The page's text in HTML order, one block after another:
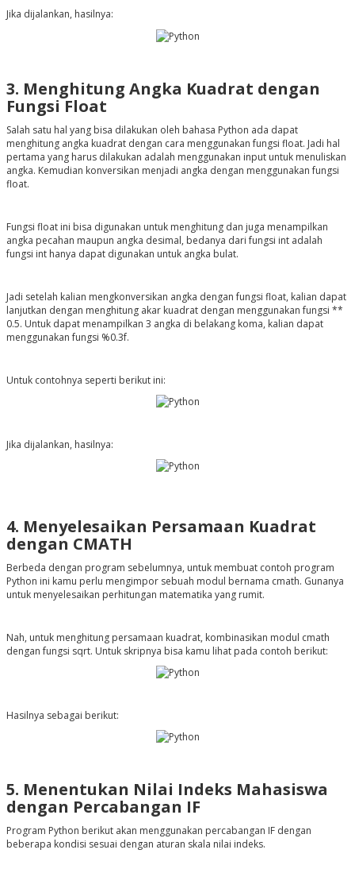
Jika dijalankan, hasilnya:
3. Menghitung Angka Kuadrat dengan
Fungsi Float
Salah satu hal yang bisa dilakukan oleh bahasa Python ada dapat
menghitung angka kuadrat dengan cara menggunakan fungsi float. Jadi hal
pertama yang harus dilakukan adalah menggunakan input untuk menuliskan
angka. Kemudian konversikan menjadi angka dengan menggunakan fungsi
float.
Fungsi float ini bisa digunakan untuk menghitung dan juga menampilkan
angka pecahan maupun angka desimal, bedanya dari fungsi int adalah
fungsi int hanya dapat digunakan untuk angka bulat.
Jadi setelah kalian mengkonversikan angka dengan fungsi float, kalian dapat
lanjutkan dengan menghitung akar kuadrat dengan menggunakan fungsi **
0.5. Untuk dapat menampilkan 3 angka di belakang koma, kalian dapat
menggunakan fungsi %0.3f.
Untuk contohnya seperti berikut ini:
Jika dijalankan, hasilnya:
4. Menyelesaikan Persamaan Kuadrat
dengan CMATH
Berbeda dengan program sebelumnya, untuk membuat contoh program
Python ini kamu perlu mengimpor sebuah modul bernama cmath. Gunanya
untuk menyelesaikan perhitungan matematika yang rumit.
Nah, untuk menghitung persamaan kuadrat, kombinasikan modul cmath
dengan fungsi sqrt. Untuk skripnya bisa kamu lihat pada contoh berikut:
Hasilnya sebagai berikut:
5. Menentukan Nilai Indeks Mahasiswa
dengan Percabangan IF
Program Python berikut akan menggunakan percabangan IF dengan
beberapa kondisi sesuai dengan aturan skala nilai indeks.